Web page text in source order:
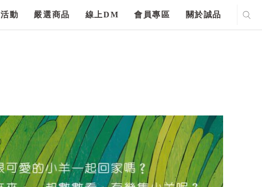
動 嚴選商品 線上DM 會員專區 關於誠品